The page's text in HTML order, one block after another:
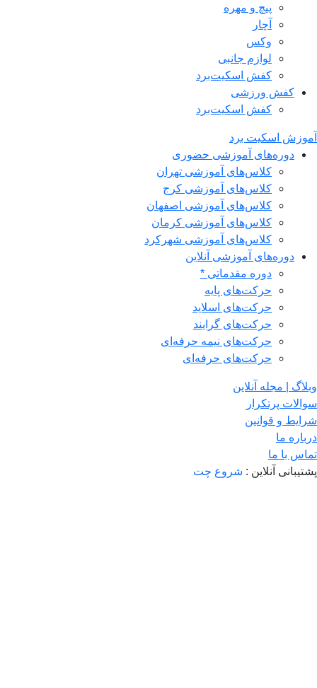
پیچ و مهره
آچار
وکس
لوازم جانبی
کفش اسکیت‌برد
کفش ورزشی
کفش اسکیت‌برد
آموزش اسکیت برد
دوره‌های آموزشی حضوری
کلاس‌های آموزشی تهران
کلاس‌های آموزشی کرج
کلاس‌های آموزشی اصفهان
کلاس‌های آموزشی کرمان
کلاس‌های آموزشی شهرکرد
دوره‌های آموزشی آنلاین
دوره مقدماتی *
حرکت‌های پایه
حرکت‌های اسلاید
حرکت‌های گرایند
حرکت‌های نیمه حرفه‌ای
حرکت‌های حرفه‌ای
وبلاگ | مجله آنلاین
سوالات پرتکرار
شرایط و قوانین
درباره ما
تماس با ما
پشتیبانی آنلاین : شروع چت